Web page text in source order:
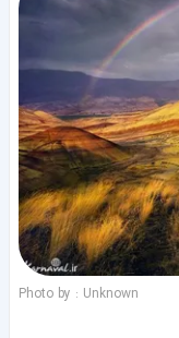
Photo by : Unknown